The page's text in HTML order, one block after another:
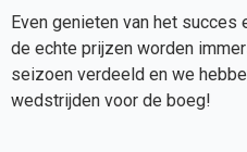
Even genieten van het succes
de echte prijzen worden
seizoen verdeeld en we
wedstrijden voor de boeg!